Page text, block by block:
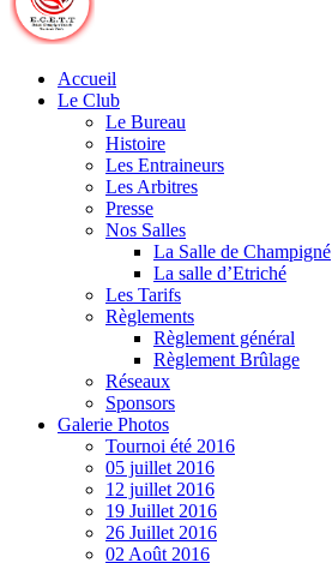
Accueil
Le Club
Le Bureau
Histoire
Les Entraineurs
Les Arbitres
Presse
Nos Salles
La Salle de Champigné
La salle d’Etriché
Les Tarifs
Règlements
Règlement général
Règlement Brûlage
Réseaux
Sponsors
Galerie Photos
Tournoi été 2016
05 juillet 2016
12 juillet 2016
19 Juillet 2016
26 Juillet 2016
02 Août 2016